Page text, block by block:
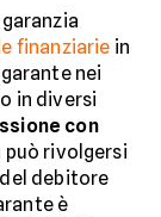
finanziarie in
nei
in diversi
con
può rivolgersi
debitore
è